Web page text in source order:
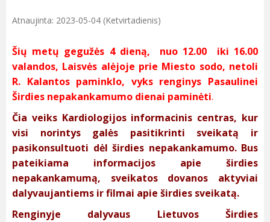
Atnaujinta: 2023-05-04 (Ketvirtadienis)
Šių metų gegužės 4 dieną, nuo 12.00 iki 16.00
valandos, Laisvės alėjoje prie Miesto sodo, netoli
R. Kalantos paminklo, vyks renginys Pasaulinei
Širdies nepakankamumo dienai paminėti.
Čia veiks Kardiologijos informacinis centras, kur
visi norintys galės pasitikrinti sveikatą ir
pasikonsultuoti dėl širdies nepakankamumo. Bus
pateikiama informacijos apie širdies
nepakankamumą, sveikatos dovanos aktyviai
dalyvaujantiems ir filmai apie širdies sveikatą.
Renginyje dalyvaus Lietuvos Širdies